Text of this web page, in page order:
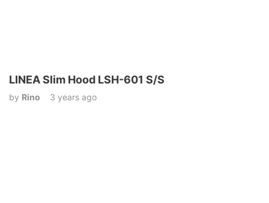
LINEA Slim Hood LSH-601 S/S
by Rino 3 years ago